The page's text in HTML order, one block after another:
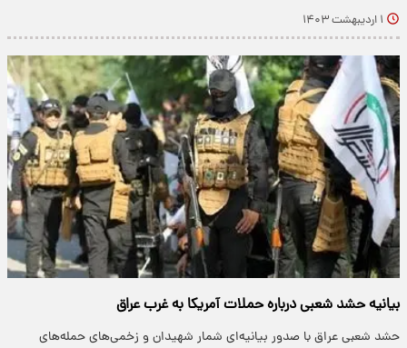
۱ اردیبهشت ۱۴۰۳
بیانیه حشد شعبی درباره حملات آمریکا به غرب عراق
حشد شعبی عراق با صدور بیانیه‌ای شمار شهیدان و زخمی‌های حمله‌های